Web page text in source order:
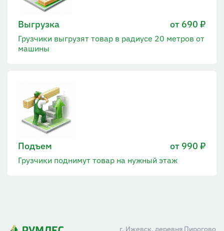
Выгрузка от 690 ₽
Грузчики выгрузят товар в радиусе 20 метров от
машины
Подъем от 990 ₽
Грузчики поднимут товар на нужный этаж